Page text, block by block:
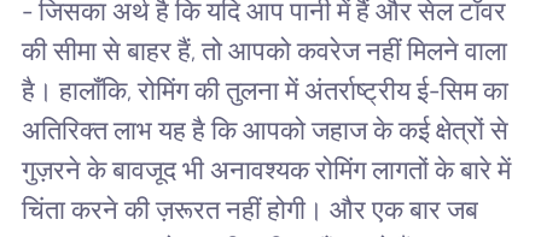
- जिसका अर्थ है कि यदि आप पानी में हैं और सेल टॉवर
की सीमा से बाहर हैं, तो आपको कवरेज नहीं मिलने वाला
है। हालाँकि, रोमिंग की तुलना में अंतर्राष्ट्रीय ई-सिम का
अतिरिक्त लाभ यह है कि आपको जहाज के कई क्षेत्रों से
गुज़रने के बावजूद भी अनावश्यक रोमिंग लागतों के बारे में
चिंता करने की ज़रूरत नहीं होगी। और एक बार जब